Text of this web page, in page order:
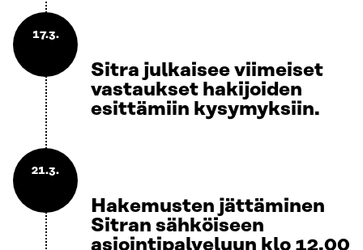
17.3.
Sitra julkaisee viimeiset
vastaukset hakijoiden
esittämiin kysymyksiin.
21.3.
Hakemusten jättäminen
Sitran sähköiseen
asiointipalveluun klo 12.00